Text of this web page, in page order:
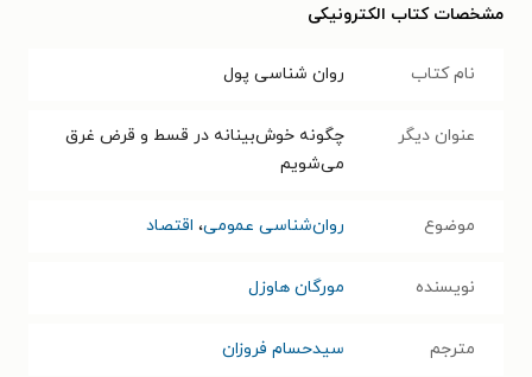
مشخصات کتاب الکترونیکی
نام کتاب روان شناسی پول
عنوان دیگر
چگونه خوش‌بینانه در قسط و قرض غرق
می‌شویم
موضوع روان‌شناسی عمومی، اقتصاد
نویسنده مورگان هاوزل
مترجم سیدحسام فروزان